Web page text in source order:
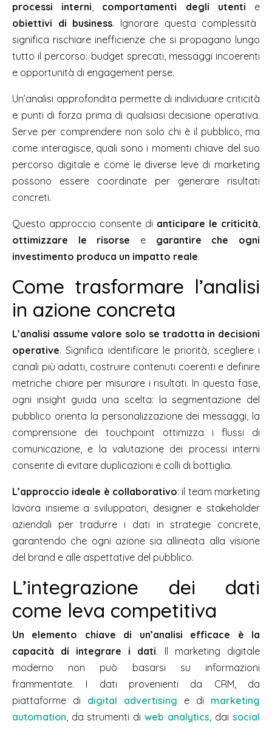
processi interni, comportamenti degli utenti e
obiettivi di business. Ignorare questa complessità
significa rischiare inefficienze che si propagano lungo
tutto il percorso: budget sprecati, messaggi incoerenti
e opportunità di engagement perse.
Un’analisi approfondita permette di individuare criticità
e punti di forza prima di qualsiasi decisione operativa.
Serve per comprendere non solo chi è il pubblico, ma
come interagisce, quali sono i momenti chiave del suo
percorso digitale e come le diverse leve di marketing
possono essere coordinate per generare risultati
concreti.
Questo approccio consente di anticipare le criticità,
ottimizzare le risorse e garantire che ogni
investimento produca un impatto reale.
Come trasformare l’analisi
in azione concreta
L’analisi assume valore solo se tradotta in decisioni
operative. Significa identificare le priorità, scegliere i
canali più adatti, costruire contenuti coerenti e definire
metriche chiare per misurare i risultati. In questa fase,
ogni insight guida una scelta: la segmentazione del
pubblico orienta la personalizzazione dei messaggi, la
comprensione dei touchpoint ottimizza i flussi di
comunicazione, e la valutazione dei processi interni
consente di evitare duplicazioni e colli di bottiglia.
L’approccio ideale è collaborativo: il team marketing
lavora insieme a sviluppatori, designer e stakeholder
aziendali per tradurre i dati in strategie concrete,
garantendo che ogni azione sia allineata alla visione
del brand e alle aspettative del pubblico.
L’integrazione dei dati
come leva competitiva
Un elemento chiave di un’analisi efficace è la
capacità di integrare i dati. Il marketing digitale
moderno non può basarsi su informazioni
frammentate. I dati provenienti da CRM, da
piattaforme di digital advertising e di marketing
automation, da strumenti di web analytics, daisocial